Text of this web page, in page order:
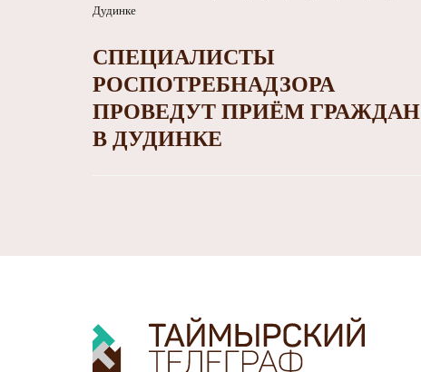
СПЕЦИАЛИСТЫ
РОСПОТРЕБНАДЗОРА
ПРОВЕДУТ ПРИЁМ ГРАЖДАН
В ДУДИНКЕ